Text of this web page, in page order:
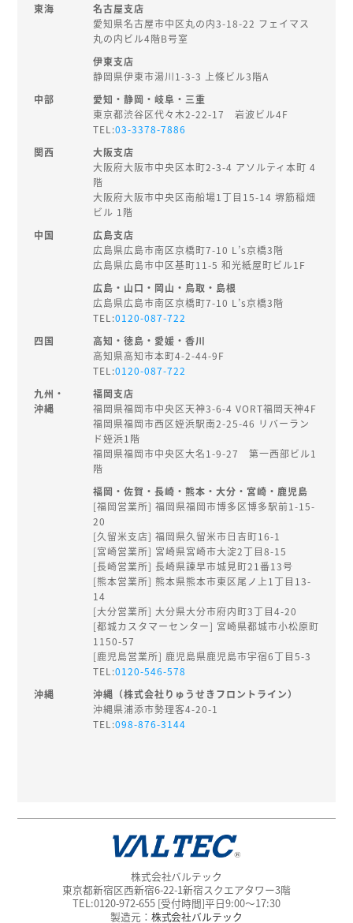
東海
名古屋支店
愛知県名古屋市中区丸の内3-18-22 フェイマス
丸の内ビル4階B号室
伊東支店
静岡県伊東市湯川1-3-3 上條ビル3階A
中部
愛知・静岡・岐阜・三重
東京都渋谷区代々木2-22-17 岩波ビル4F
TEL:03-3378-7886
関西
大阪支店
大阪府大阪市中央区本町2-3-4 アソルティ本町 4
階
大阪府大阪市中央区南船場1丁目15-14 堺筋稲畑
ビル 1階
中国
広島支店
広島県広島市南区京橋町7-10 L’s京橋3階
広島県広島市中区基町11-5 和光紙屋町ビル1F
広島・山口・岡山・鳥取・島根
広島県広島市南区京橋町7-10 L’s京橋3階
TEL:0120-087-722
四国
高知・徳島・愛媛・香川
高知県高知市本町4-2-44-9F
TEL:0120-087-722
九州・
沖縄
福岡支店
福岡県福岡市中央区天神3-6-4 VORT福岡天神4F
福岡県福岡市西区姪浜駅南2-25-46 リバーラン
ド姪浜1階
福岡県福岡市中央区大名1-9-27 第一西部ビル1
階
福岡・佐賀・長崎・熊本・大分・宮崎・鹿児島
[福岡営業所] 福岡県福岡市博多区博多駅前1-15-
20
[久留米支店] 福岡県久留米市日吉町16-1
[宮崎営業所] 宮崎県宮崎市大淀2丁目8-15
[長崎営業所] 長崎県諫早市城見町21番13号
[熊本営業所] 熊本県熊本市東区尾ノ上1丁目13-
14
[大分営業所] 大分県大分市府内町3丁目4-20
[都城カスタマーセンター] 宮崎県都城市小松原町
1150-57
[鹿児島営業所] 鹿児島県鹿児島市宇宿6丁目5-3
TEL:0120-546-578
沖縄
沖縄（株式会社りゅうせきフロントライン）
沖縄県浦添市勢理客4-20-1
TEL:098-876-3144
株式会社バルテック
東京都新宿区西新宿6-22-1新宿スクエアタワー3階
TEL:0120-972-655 [受付時間]平日9:00～17:30
製造元： 株式会社バルテック